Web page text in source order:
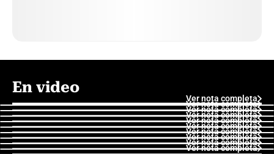
En video
Ver nota completa
Ver nota completa
Ver nota completa
Ver nota completa
Ver nota completa
Ver nota completa
Ver nota completa
Ver nota completa
Ver nota completa
Ver nota completa